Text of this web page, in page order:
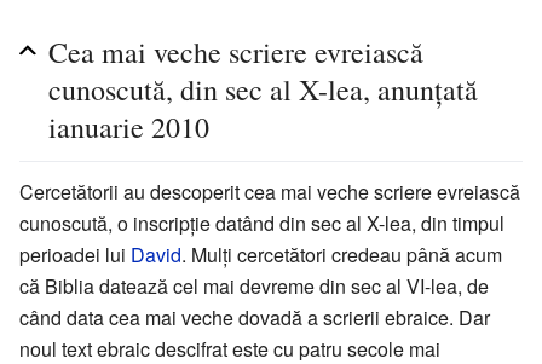
Cea mai veche scriere evreiască
cunoscută, din sec al X-lea, anunţată
ianuarie 2010
Cercetătorii au descoperit cea mai veche scriere evreiască
cunoscută, o inscripţie datând din sec al X-lea, din timpul
perioadei lui David. Mulţi cercetători credeau până acum
că Biblia datează cel mai devreme din sec al VI-lea, de
când data cea mai veche dovadă a scrierii ebraice. Dar
noul text ebraic descifrat este cu patru secole mai